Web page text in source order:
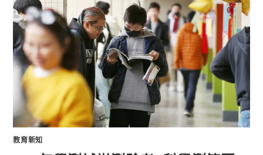
教育新知